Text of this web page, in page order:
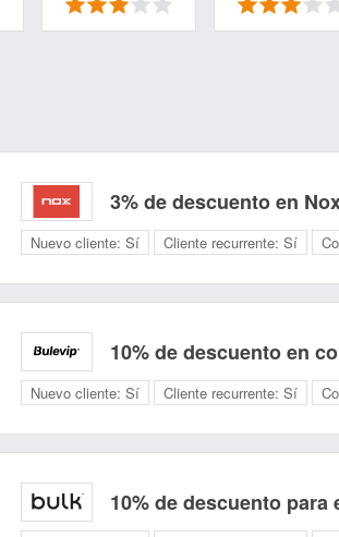
3% de descuento en
Nuevo cliente: Sí Cliente recurrente: Sí
10% de descuento en
Nuevo cliente: Sí Cliente recurrente: Sí
10% de descuento